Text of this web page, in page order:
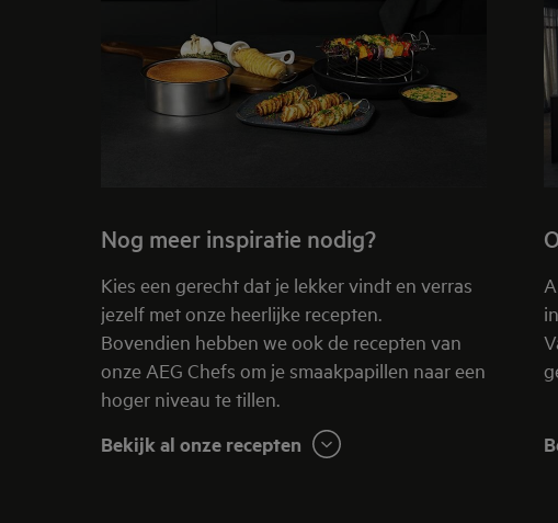
Nog meer inspiratie nodig?
Kies een gerecht dat je lekker vindt en verras
jezelf met onze heerlijke recepten.
Bovendien hebben we ook de recepten van
onze AEG Chefs om je smaakpapillen naar een
hoger niveau te tillen.
Bekijk al onze recepten